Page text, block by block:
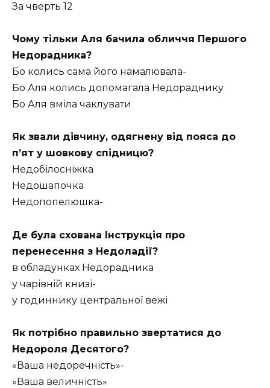
За чверть 12
Чому тільки Аля бачила обличчя Першого
Недорадника?
Бо колись сама його намалювала-
Бо Аля колись допомагала Недораднику
Бо Аля вміла чаклувати
Як звали дівчину, одягнену від пояса до
п’ят у шовкову спідницю?
Недобілосніжка
Недошапочка
Недопопелюшка-
Де була схована Інструкція про
перенесення з Недоладії?
в обладунках Недорадника
у чарівній книзі-
у годиннику центральної вежі
Як потрібно правильно звертатися до
Недороля Десятого?
«Ваша недоречність»-
«Ваша величність»